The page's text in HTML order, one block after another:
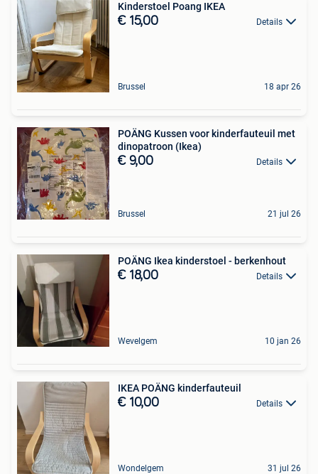
Kinderstoel Poang IKEA
€ 15,00 Details
Brussel 18 apr 26
POÄNG Kussen voor kinderfauteuil met
dinopatroon (Ikea)
€ 9,00 Details
Brussel 21 jul 26
POÄNG Ikea kinderstoel - berkenhout
€ 18,00 Details
Wevelgem 10 jan 26
IKEA POÄNG kinderfauteuil
€ 10,00 Details
Wondelgem 31 jul 26